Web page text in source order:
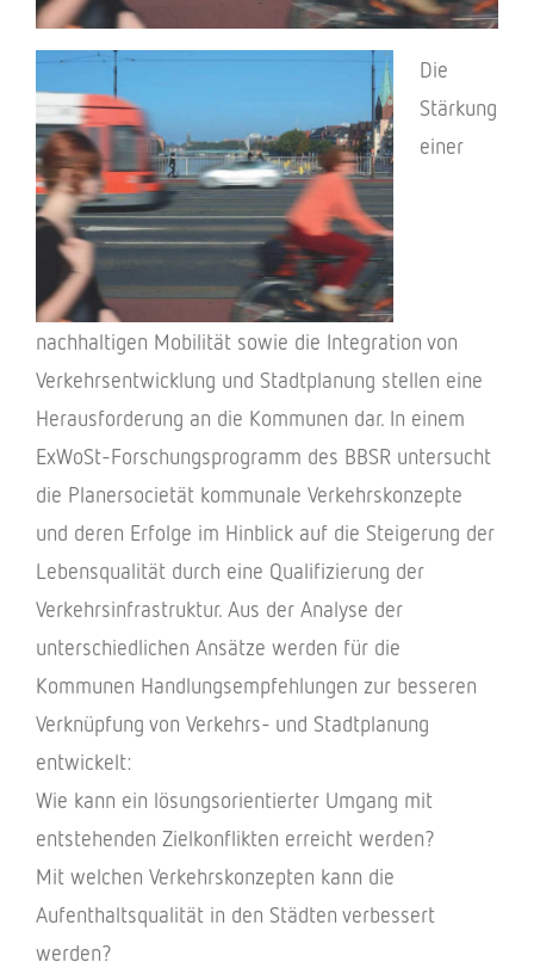
Die
Stär­kung
einer
nach­hal­ti­gen Mobi­li­tät sowie die Inte­gra­tion von
Verkehrs­ent­wick­lung und Stadt­pla­nung stel­len eine
Heraus­for­de­rung an die Kommu­nen dar. In einem
ExWoSt-Forschungs­pro­gramm des BBSR unter­sucht
die Planer­so­cie­tät kommu­nale Verkehrs­kon­zepte
und deren Erfolge im Hinblick auf die Stei­ge­rung der
Lebens­qua­li­tät durch eine Quali­fi­zie­rung der
Verkehrs­in­fra­struk­tur. Aus der Analyse der
unter­schied­li­chen Ansätze werden für die
Kommu­nen Hand­lungs­emp­feh­lun­gen zur besse­ren
Verknüp­fung von Verkehrs- und Stadt­pla­nung
entwickelt:
Wie kann ein lösungs­ori­en­tier­ter Umgang mit
entste­hen­den Ziel­kon­flik­ten erreicht werden?
Mit welchen Verkehrs­kon­zep­ten kann die
Aufent­halts­qua­li­tät in den Städ­ten verbes­sert
werden?